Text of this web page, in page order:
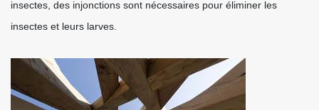
insectes, des injonctions sont nécessaires pour éliminer les
insectes et leurs larves.